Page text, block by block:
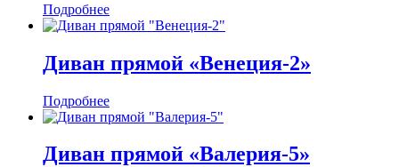
Подробнее
Диван прямой «Венеция-2»
Подробнее
Диван прямой «Валерия-5»